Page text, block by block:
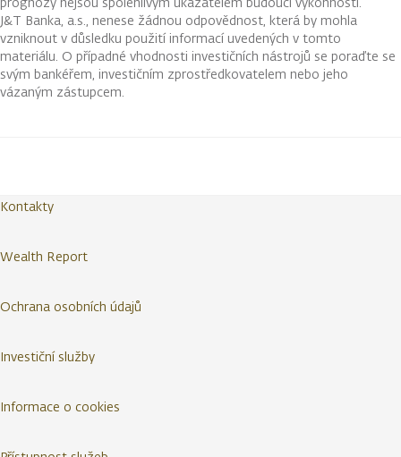
J&T Banka, a.s., nenese žádnou odpovědnost, která by mohla
vzniknout v důsledku použití informací uvedených v tomto
materiálu. O případné vhodnosti investičních nástrojů se poraďte se
svým bankéřem, investičním zprostředkovatelem nebo jeho
vázaným zástupcem.
Kontakty
Wealth Report
Ochrana osobních údajů
Investiční služby
Informace o cookies